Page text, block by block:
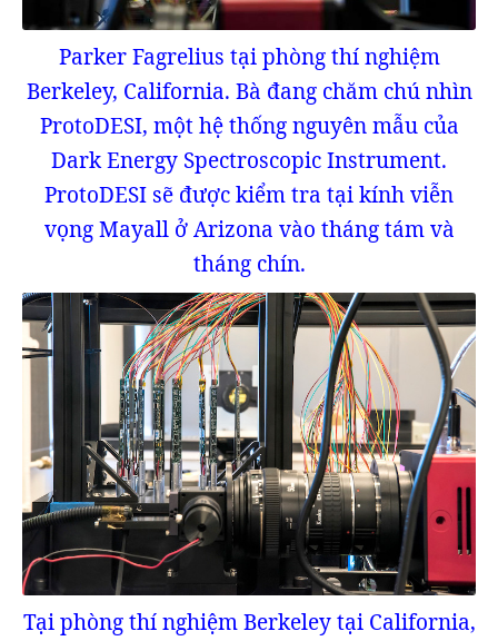
Parker Fagrelius tại phòng thí nghiệm
Berkeley, California. Bà đang chăm chú nhìn
ProtoDESI, một hệ thống nguyên mẫu của
Dark Energy Spectroscopic Instrument.
ProtoDESI sẽ được kiểm tra tại kính viễn
vọng Mayall ở Arizona vào tháng tám và
tháng chín.
Tại phòng thí nghiệm Berkeley tại California,